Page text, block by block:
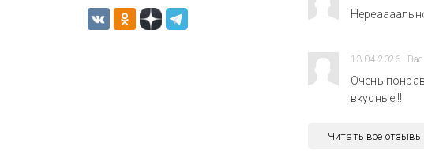
13.04.2026
Очень
вкусные!!!
Читать все отзывы